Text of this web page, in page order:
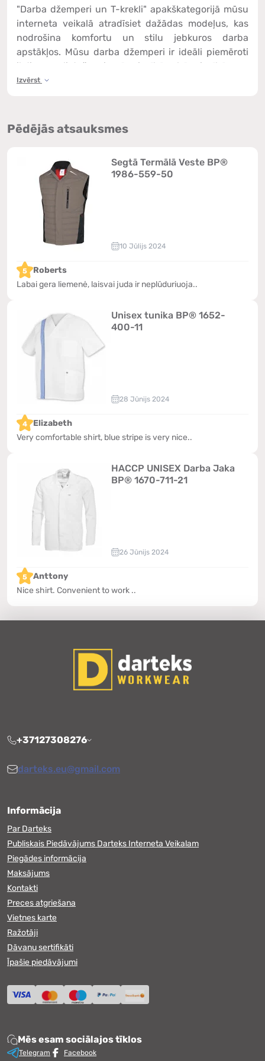
"Darba džemperi un T-krekli" apakškategorijā mūsu
interneta veikalā atradīsiet dažādas modeļus, kas
nodrošina komfortu un stilu jebkuros darba
apstākļos. Mūsu darba džemperi ir ideāli piemēroti
ikdienas lietošanai rūpniecībā, būvniecībā un
tirdzniecībā, kur nepieciešama ērtība un
caurlaidību, palīdzot saglabāt komfortu visa darba
dienas laikā. Izgatavoti no augstas kvalitātes
izcilu izturību pret nodilumu un vieglu kopšanu.
Izvēlieties savu ideālo darba apģērbu par izdevīgām
cenām un izbaudiet komfortu darbā.
Izvērst
Pēdējās atsauksmes
Segtā Termālā Veste BP®
1986-559-50
10 Jūlijs 2024
5
Roberts
Labai gera liemenė, laisvai juda ir neplūduriuoja..
Unisex tunika BP® 1652-
400-11
28 Jūnijs 2024
4
Elizabeth
Very comfortable shirt, blue stripe is very nice..
HACCP UNISEX Darba Jaka
BP® 1670-711-21
26 Jūnijs 2024
5
Anttony
Nice shirt. Convenient to work ..
+37127308276
darteks.eu@gmail.com
Informācija
Par Darteks
Publiskais Piedāvājums Darteks Interneta Veikalam
Piegādes informācija
Maksājums
Kontakti
Preces atgriešana
Vietnes karte
Ražotāji
Dāvanu sertifikāti
Īpašie piedāvājumi
Mēs esam sociālajos tīklos
Telegram Facebook